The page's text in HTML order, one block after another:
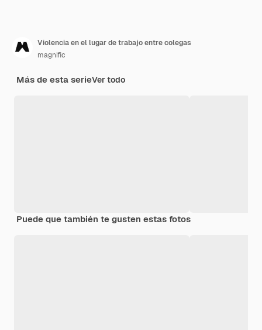
Violencia en el lugar de trabajo entre colegas
magnific
Más de esta serieVer todo
Puede que también te gusten estas fotos